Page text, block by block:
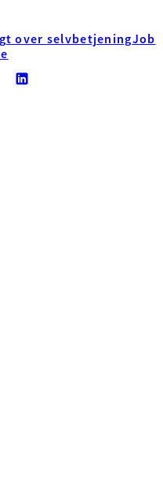
over selvbetjeningJob